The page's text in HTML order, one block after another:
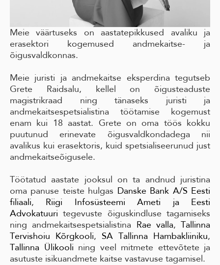
Meie väärtuseks on aastatepikkused avaliku ja
erasektori kogemused andmekaitse- ja
õigusvaldkonnas.
Meie juristi ja andmekaitse eksperdina tegutseb
Grete Raidsalu, kellel on õigusteaduste
magistrikraad ning tänaseks juristi ja
andmekaitsespetsialistina töötamise kogemust
enam kui 18 aastat. Grete on oma töös kokku
puutunud erinevate õigusvaldkondadega nii
avalikus kui erasektoris, kuid spetsialiseerunud just
andmekaitseõigusele.
Töötatud aastate jooksul on ta andnud juristina
oma panuse teiste hulgas Danske Bank A/S Eesti
filiaali, Riigi Infosüsteemi Ameti ja
Eesti
Advokatuuri tegevuste õiguskindluse tagamiseks
ning andmekaitsespetsialistina Rae valla, Tallinna
Tervishoiu Kõrgkooli, SA Tallinna Hambakliiniku,
Tallinna Ülikooli ning veel mitmete ettevõtete ja
asutuste isikuandmete kaitse vastavuse tagamisel.